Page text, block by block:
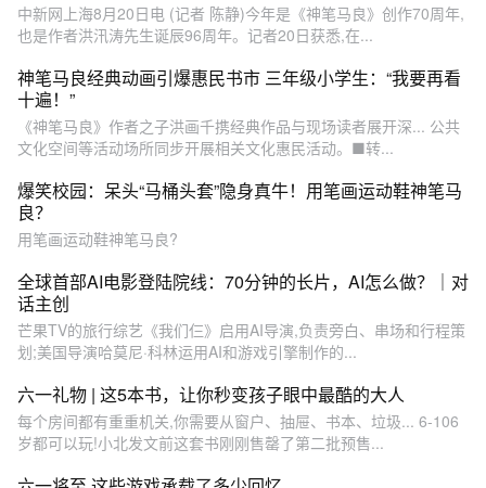
中新网上海8月20日电 (记者 陈静)今年是《神笔马良》创作70周年,
也是作者洪汛涛先生诞辰96周年。记者20日获悉,在...
神笔马良经典动画引爆惠民书市 三年级小学生：“我要再看
十遍！”
《神笔马良》作者之子洪画千携经典作品与现场读者展开深... 公共
文化空间等活动场所同步开展相关文化惠民活动。■转...
爆笑校园：呆头“马桶头套”隐身真牛！用笔画运动鞋神笔马
良？
用笔画运动鞋神笔马良?
全球首部AI电影登陆院线：70分钟的长片，AI怎么做？｜对
话主创
芒果TV的旅行综艺《我们仨》启用AI导演,负责旁白、串场和行程策
划;美国导演哈莫尼·科林运用AI和游戏引擎制作的...
六一礼物 | 这5本书，让你秒变孩子眼中最酷的大人
每个房间都有重重机关,你需要从窗户、抽屉、书本、垃圾... 6-106
岁都可以玩!小北发文前这套书刚刚售罄了第二批预售...